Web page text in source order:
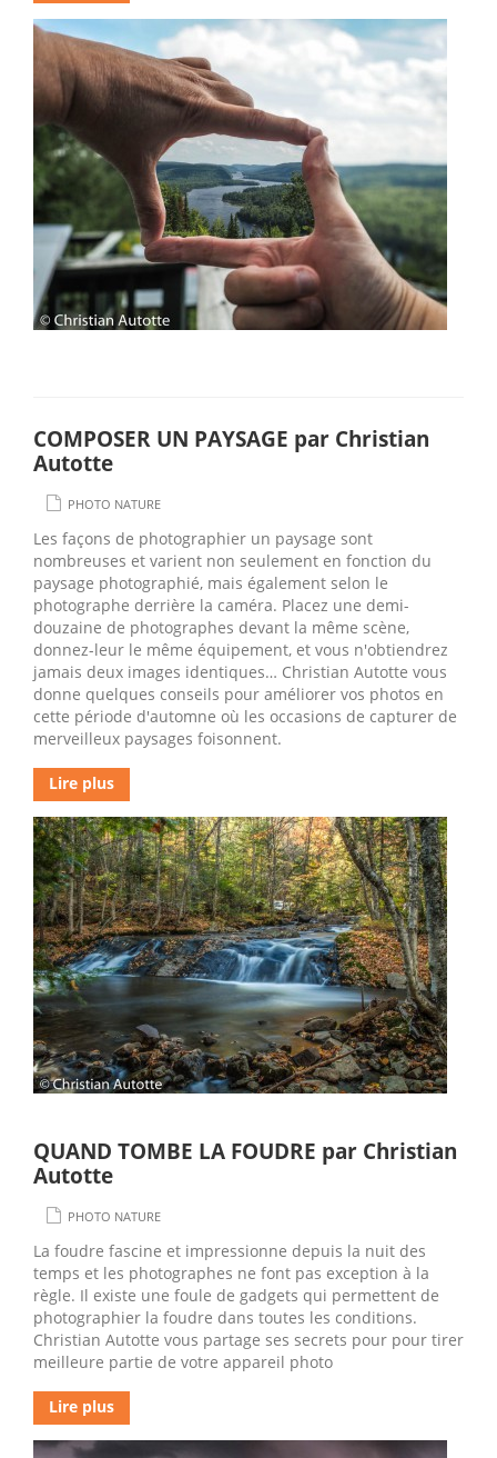
COMPOSER UN PAYSAGE par Christian
Autotte
PHOTO NATURE
Les façons de photographier un paysage sont
nombreuses et varient non seulement en fonction du
paysage photographié, mais également selon le
photographe derrière la caméra. Placez une demi-
douzaine de photographes devant la même scène,
donnez-leur le même équipement, et vous n'obtiendrez
jamais deux images identiques… Christian Autotte vous
donne quelques conseils pour améliorer vos photos en
cette période d'automne où les occasions de capturer de
merveilleux paysages foisonnent.
Lire plus
QUAND TOMBE LA FOUDRE par Christian
Autotte
PHOTO NATURE
La foudre fascine et impressionne depuis la nuit des
temps et les photographes ne font pas exception à la
règle. Il existe une foule de gadgets qui permettent de
photographier la foudre dans toutes les conditions.
Christian Autotte vous partage ses secrets pour pour tirer
meilleure partie de votre appareil photo
Lire plus